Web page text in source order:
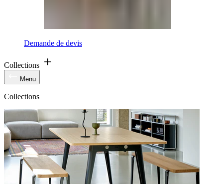
Demande de devis
Collections
Menu
Collections